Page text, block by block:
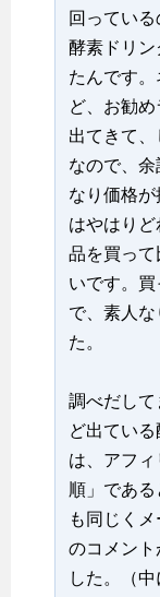
回ってい
酵素ドリン
たんです
ど、お勧
出てきて
なので、
なり価格
はやはり
品を買って
いです。
で、素人
た。
調べだし
ど出てい
は、アフ
順」であ
も同じく
のコメン
した。（